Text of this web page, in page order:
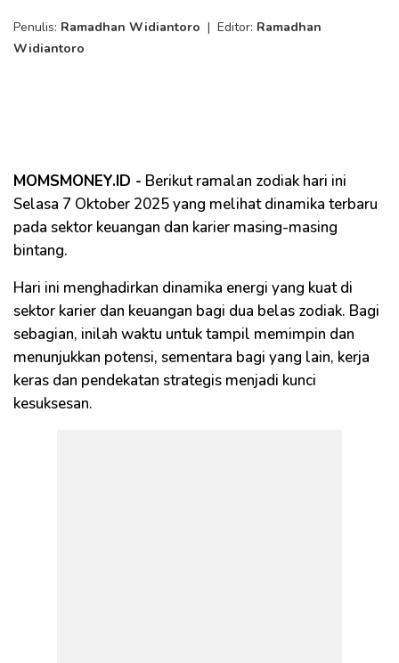
Penulis: Ramadhan Widiantoro | Editor: Ramadhan
Widiantoro
MOMSMONEY.ID - Berikut ramalan zodiak hari ini
Selasa 7 Oktober 2025 yang melihat dinamika terbaru
pada sektor keuangan dan karier masing-masing
bintang.
Hari ini menghadirkan dinamika energi yang kuat di
sektor karier dan keuangan bagi dua belas zodiak. Bagi
sebagian, inilah waktu untuk tampil memimpin dan
menunjukkan potensi, sementara bagi yang lain, kerja
keras dan pendekatan strategis menjadi kunci
kesuksesan.